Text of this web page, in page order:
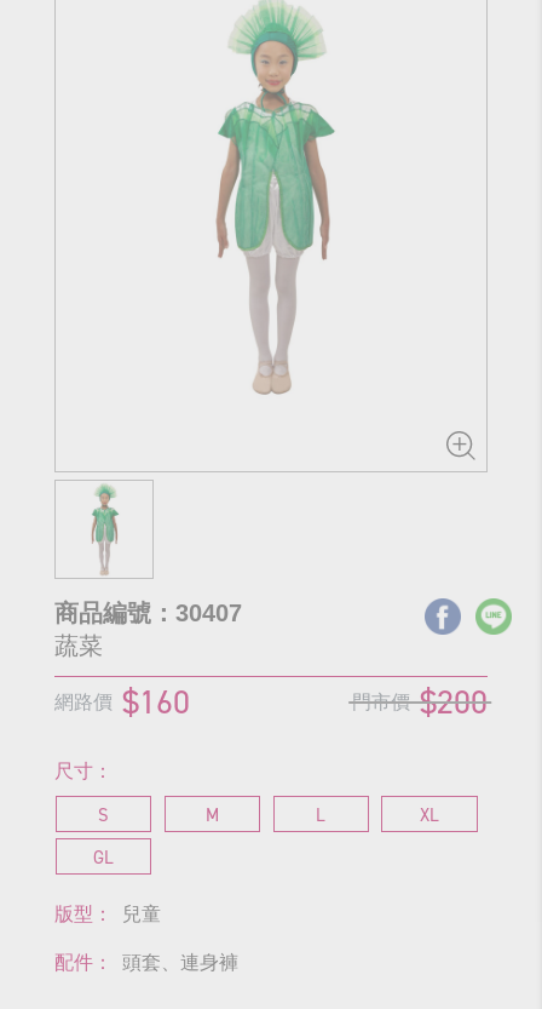
商品編號：30407
蔬菜
網路價 $160 門市價 $200
尺寸：
S M L
XL
GL
版型： 兒童
配件： 頭套、連身褲